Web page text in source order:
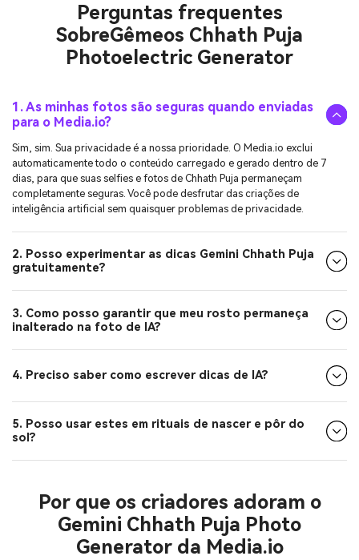
Perguntas frequentes
SobreGêmeos Chhath Puja
Photoelectric Generator
1. As minhas fotos são seguras quando enviadas
para o Media.io?
Sim, sim. Sua privacidade é a nossa prioridade. O Media.io exclui
automaticamente todo o conteúdo carregado e gerado dentro de 7
dias, para que suas selfies e fotos de Chhath Puja permaneçam
completamente seguras. Você pode desfrutar das criações de
inteligência artificial sem quaisquer problemas de privacidade.
2. Posso experimentar as dicas Gemini Chhath Puja
gratuitamente?
3. Como posso garantir que meu rosto permaneça
inalterado na foto de IA?
4. Preciso saber como escrever dicas de IA?
5. Posso usar estes em rituais de nascer e pôr do
sol?
Por que os criadores adoram o
Gemini Chhath Puja Photo
Generator da Media.io